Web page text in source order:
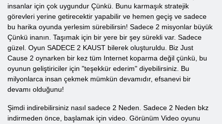
insanlar için çok uygundur Çünkü. Bunu karmaşık stratejik
görevleri yerine getirecektir yapabilir ve hemen geçiş ve sadece
bu harika oyunda yerlesim sürebilirsin! Sadece 2 misyonlar büyük
Çünkü inanın. Taşımak için bir yere bir şey sürekli var. Sadece
güzel. Oyun SADECE 2 KAUST bilerek oluşturuldu. Biz Just
Cause 2 oynarken bir kez tüm Internet koparma değil çünkü, bu
oyunun geliştiriciler için "teşekkür ederim" diyebilirsiniz. Bu
milyonlarca insan çekmek mümkün devamıdır, efsanevi bir
devamı olduğunu!
Şimdi indirebilirsiniz nasıl sadece 2 Neden. Sadece 2 Neden bkz
indirmeden önce, başlamak için video. Görünüm Video oyunu